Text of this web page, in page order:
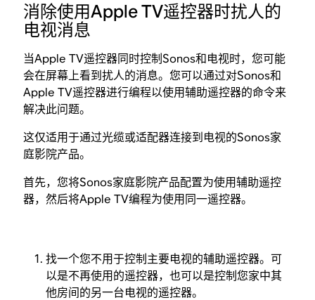
消除使用Apple TV遥控器时扰人的
电视消息
当Apple TV遥控器同时控制Sonos和电视时，您可能
会在屏幕上看到扰人的消息。您可以通过对Sonos和
Apple TV遥控器进行编程以使用辅助遥控器的命令来
解决此问题。
这仅适用于通过光缆或适配器连接到电视的Sonos家
庭影院产品。
首先，您将Sonos家庭影院产品配置为使用辅助遥控
器，然后将Apple TV编程为使用同一遥控器。
找一个您不用于控制主要电视的辅助遥控器。可
以是不再使用的遥控器，也可以是控制您家中其
他房间的另一台电视的遥控器。